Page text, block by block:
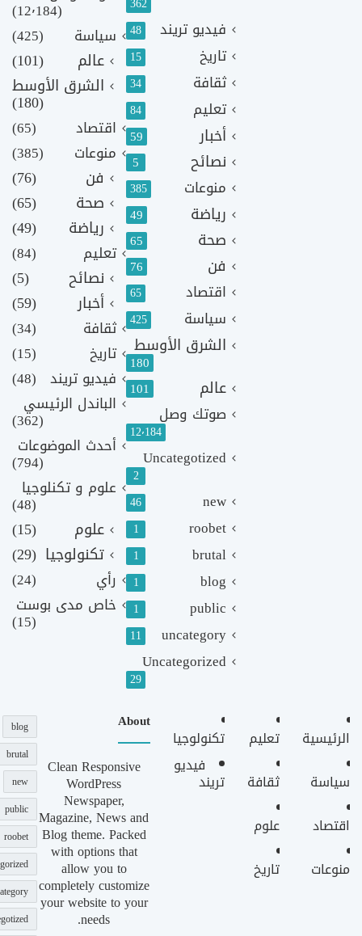
فيديو تريند 48
تاريخ 15
ثقافة 34
تعليم 84
أخبار 59
نصائح 5
منوعات 385
رياضة 49
صحة 65
فن 76
اقتصاد 65
سياسة 425
الشرق الأوسط
180
عالم 101
صوتك وصل
12٬184
Uncategotized
2
new
46
roobet
1
brutal
1
blog
1
public
1
uncategory
11
Uncategorized
29
(12٬184)
سياسة
(425)
عالم
(101)
الشرق الأوسط
(180)
اقتصاد
(65)
منوعات
(385)
فن
(76)
صحة
(65)
رياضة
(49)
تعليم (84)
نصائح
(5)
أخبار
(59)
ثقافة
(34)
تاريخ
(15)
فيديو تريند (48)
الباندل الرئيسي
(362)
أحدث الموضوعات
(794)
علوم و تكنلوجيا
(48)
علوم
(15)
تكنولوجيا (29)
رأي
(24)
خاص مدى بوست
(15)
الرئيسية
سياسة
اقتصاد
منوعات
تعليم
ثقافة
علوم
تاريخ
تكنولوجيا
فيديو
تريند
About
Clean Responsive
WordPress
Newspaper,
Magazine, News and
Blog theme. Packed
with options that
allow you to
completely customize
your website to your
needs.
blog
brutal
new
public
roobet